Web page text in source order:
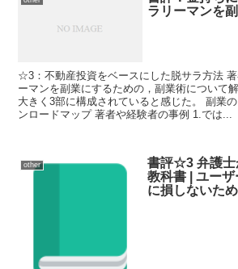
ラリーマンを
☆3：不動産投資をベースにした脱サラ方法
ーマンを副業にするための，副業術について
大きく3部に構成されていると感じた。 副業
ンロードマップ 著者や経験者の事例 1.では...
other
書評☆3 弁護士
教科書 | ユー
に損しないた